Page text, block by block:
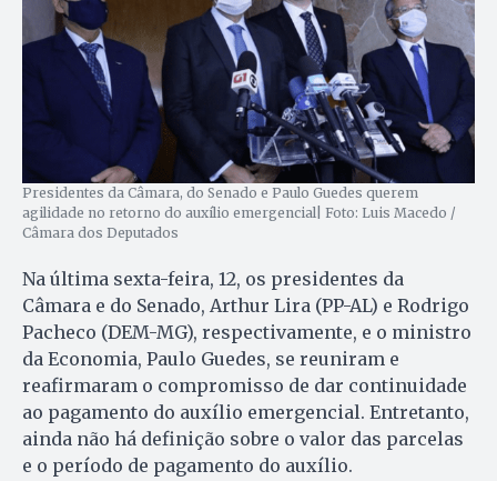
Presidentes da Câmara, do Senado e Paulo Guedes querem
agilidade no retorno do auxílio emergencial| Foto: Luis Macedo /
Câmara dos Deputados
Na última sexta-feira, 12, os presidentes da
Câmara e do Senado, Arthur Lira (PP-AL) e Rodrigo
Pacheco (DEM-MG), respectivamente, e o ministro
da Economia, Paulo Guedes, se reuniram e
reafirmaram o compromisso de dar continuidade
ao pagamento do auxílio emergencial. Entretanto,
ainda não há definição sobre o valor das parcelas
e o período de pagamento do auxílio.